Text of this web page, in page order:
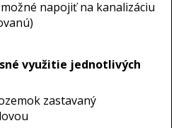
napojiť na kanalizáciu
využitie jednotlivých
zastavaný